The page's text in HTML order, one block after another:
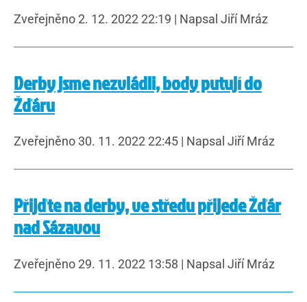
Zveřejněno 2. 12. 2022 22:19 | Napsal Jiří Mráz
Derby jsme nezvládli, body putují do
Žďáru
Zveřejněno 30. 11. 2022 22:45 | Napsal Jiří Mráz
Přijďte na derby, ve středu přijede Žďár
nad Sázavou
Zveřejněno 29. 11. 2022 13:58 | Napsal Jiří Mráz